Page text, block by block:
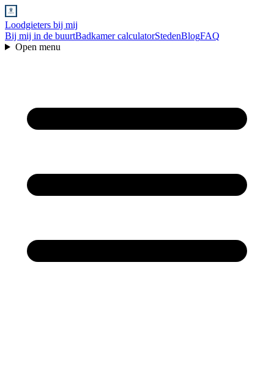
Loodgieters bij mij
Bij mij in de buurtBadkamer calculatorStedenBlogFAQ
Open menu